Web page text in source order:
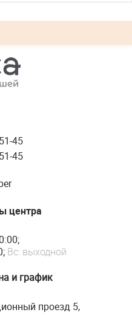
45
45
центра
Вс: выходной
и график
проезд 5,